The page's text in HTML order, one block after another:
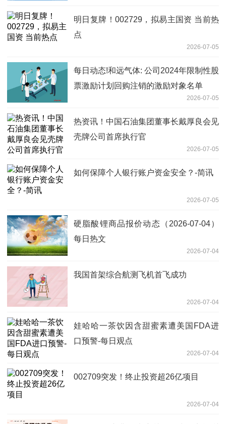
明日复牌！002729，拟易主国资 当前热
点
2026-07-05
每日动态!和远气体: 公司2024年限制性股
票激励计划回购注销的激励对象名单
2026-07-05
热资讯！中国石油集团董事长戴厚良会见
壳牌公司首席执行官
2026-07-05
如何保障个人银行账户资金安全？-简讯
2026-07-05
硬脂酸锂商品报价动态（2026-07-04）
每日热文
2026-07-04
我国首架综合航测飞机首飞成功
2026-07-04
娃哈哈一茶饮因含甜蜜素遭美国FDA进
口预警-每日观点
2026-07-04
002709突发！终止投资超26亿项目
2026-07-04